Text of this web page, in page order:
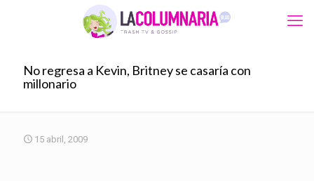
No regresa a Kevin, Britney se casaría con
millonario
15 abril, 2009